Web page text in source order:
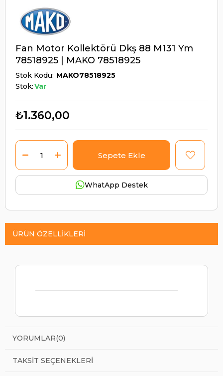
Fan Motor Kollektörü Dkş 88 M131 Ym
78518925 | MAKO 78518925
Stok Kodu MAKO78518925
Stok:Var
₺1.360,00
WhatApp Destek
ÜRÜN ÖZELLIKLERI
YORUMLAR(0)
TAKSIT SEÇENEKLERI